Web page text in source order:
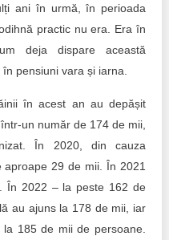
ani în urmă, în perioada
practic nu era. Era în
deja dispare această
pensiuni vara și iarna.
în acest an au depășit
un număr de 174 de mii,
În 2020, din cauza
29 de mii. În 2021
În 2022 – la peste 162 de
au ajuns la 178 de mii, iar
185 de mii de persoane.